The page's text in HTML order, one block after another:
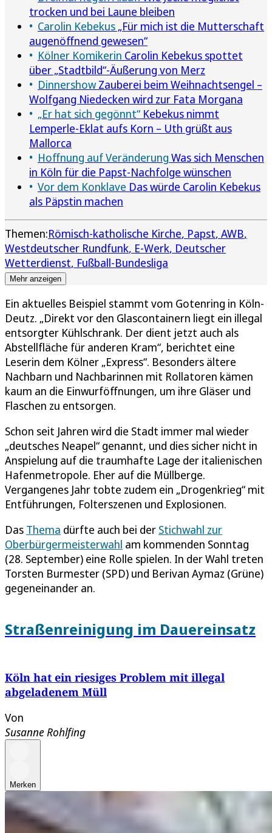
trocken und bei Laune bleiben
Carolin Kebekus „Für mich ist die Mutterschaft
augenöffnend gewesen“
Kölner Komikerin Carolin Kebekus spottet
über „Stadtbild“-Äußerung von Merz
Dinnershow Zauberei beim Weihnachtsengel –
Wolfgang Niedecken wird zur Fata Morgana
„Er hat sich gegönnt“ Kebekus nimmt
Lemperle-Eklat aufs Korn – Uth grüßt aus
Mallorca
Hoffnung auf Veränderung Was sich Menschen
in Köln für die Papst-Nachfolge wünschen
Vor dem Konklave Das würde Carolin Kebekus
als Päpstin machen
Themen:Römisch-katholische Kirche Papst AWB
Westdeutscher Rundfunk E-Werk Deutscher
Wetterdienst Fußball-Bundesliga
Mehr anzeigen
Ein aktuelles Beispiel stammt vom Gotenring in Köln-
Deutz. „Direkt vor den Glascontainern liegt ein illegal
entsorgter Kühlschrank. Der dient jetzt auch als
Abstellfläche für anderen Kram“, berichtet eine
Leserin dem Kölner „Express“. Besonders ältere
Nachbarn und Nachbarinnen mit Rollatoren kämen
kaum an die Einwurföffnungen, um ihre Gläser und
Flaschen zu entsorgen.
Schon seit Jahren wird die Stadt immer mal wieder
„deutsches Neapel“ genannt, und dies sicher nicht in
Anspielung auf die traumhafte Lage der italienischen
Hafenmetropole. Eher auf die Müllberge.
Vergangenes Jahr tobte zudem ein „Drogenkrieg“ mit
Entführungen, Folterszenen und Explosionen.
Das Thema dürfte auch bei der Stichwahl zur
Oberbürgermeisterwahl am kommenden Sonntag
(28. September) eine Rolle spielen. In der Wahl treten
Torsten Burmester (SPD) und Berivan Aymaz (Grüne)
gegeneinander an.
Straßenreinigung im Dauereinsatz
Köln hat ein riesiges Problem mit illegal
abgeladenem Müll
Von
Susanne Rohlfing
Merken